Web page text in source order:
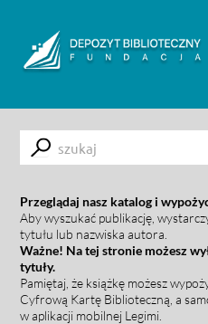
Submit
Przeglądaj nasz katalog i
Aby wyszukać publikację,
tytułu lub nazwiska autora.
Ważne! Na tej stronie możesz
tytuły.
Pamiętaj, że książkę możesz
Cyfrową Kartę Biblioteczną, a
w aplikacji mobilnej Legimi.